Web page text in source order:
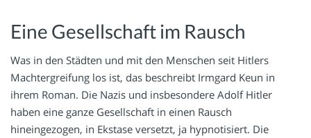
Eine Gesellschaft im Rausch
Was in den Städten und mit den Menschen seit Hitlers
Machtergreifung los ist, das beschreibt Irmgard Keun in
ihrem Roman. Die Nazis und insbesondere Adolf Hitler
haben eine ganze Gesellschaft in einen Rausch
hineingezogen, in Ekstase versetzt, ja hypnotisiert. Die